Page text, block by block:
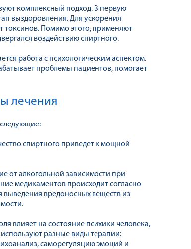
комплексный подход. В первую
выздоровления. Для ускорения
токсинов. Помимо этого, применяют
воздействию спиртного.
работа с психологическим аспектом.
проблемы пациентов, помогает
лечения
спиртного приведет к мощной
от алкогольной зависимости при
медикаментов происходит согласно
выведения вредоносных веществ из
влияет на состояние психики человека,
разные виды терапии:
саморегуляцию эмоций и